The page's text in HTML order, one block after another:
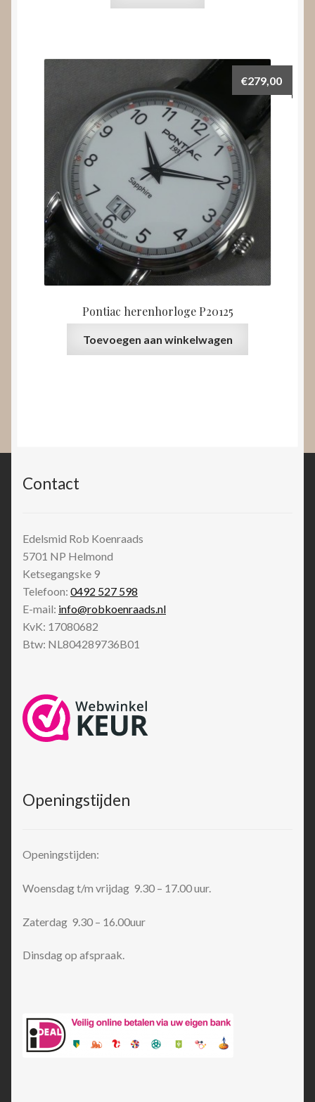
Pontiac herenhorloge P20125
€279,00
Toevoegen aan winkelwagen
Contact
Edelsmid Rob Koenraads
5701 NP Helmond
Ketsegangske 9
Telefoon: 0492 527 598
E-mail: info@robkoenraads.nl
KvK: 17080682
Btw: NL804289736B01
Openingstijden
Openingstijden:
Woensdag t/m vrijdag 9.30 – 17.00 uur.
Zaterdag 9.30 – 16.00uur
Dinsdag op afspraak.